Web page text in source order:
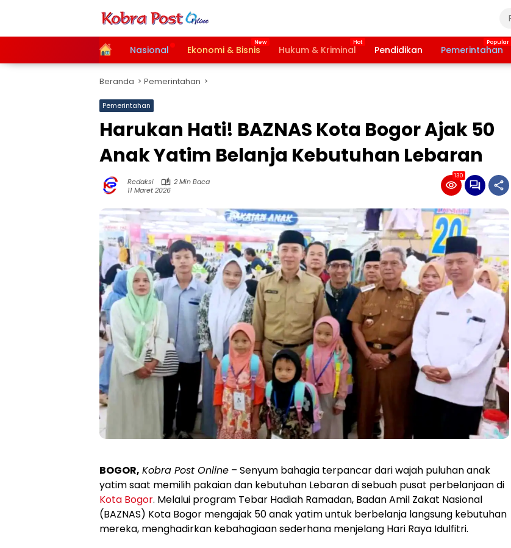
HomeNasional Ekonomi & Bisnis Hukum & Kriminal Pendidikan Pemerintahan
Beranda Pemerintahan
Pemerintahan
Harukan Hati! BAZNAS Kota Bogor Ajak 50
Anak Yatim Belanja Kebutuhan Lebaran
Redaksi
2 Min Baca
11 Maret 2026
130
BOGOR, Kobra Post Online – Senyum bahagia terpancar dari wajah puluhan anak
yatim saat memilih pakaian dan kebutuhan Lebaran di sebuah pusat perbelanjaan di
Kota Bogor. Melalui program Tebar Hadiah Ramadan, Badan Amil Zakat Nasional
(BAZNAS) Kota Bogor mengajak 50 anak yatim untuk berbelanja langsung kebutuhan
mereka, menghadirkan kebahagiaan sederhana menjelang Hari Raya Idulfitri.